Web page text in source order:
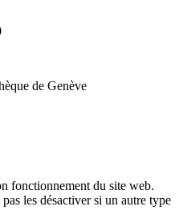
de Genève
fonctionnement du site web.
les désactiver si un autre type